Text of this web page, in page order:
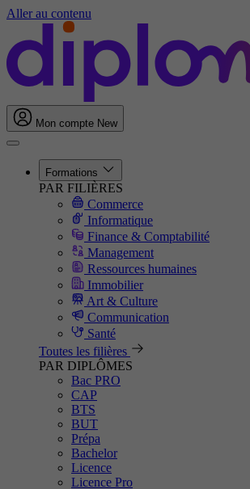
Aller au contenu
Mon compte New
Formations
PAR FILIÈRES
Commerce
Informatique
Finance & Comptabilité
Management
Ressources humaines
Immobilier
Art & Culture
Communication
Santé
Toutes les filières
PAR DIPLÔMES
Bac PRO
CAP
BTS
BUT
Prépa
Bachelor
Licence
Licence Pro